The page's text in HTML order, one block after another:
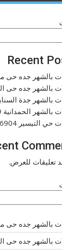
Recent
بالشهر جده حى مشرفة
جده حى الفيحاء
جدة السنابل
الحمدانية 0571400979
التيسير 0562346904
تعليقات للعرض.
بالشهر جده حى مشرفة
جده حى الفيحاء